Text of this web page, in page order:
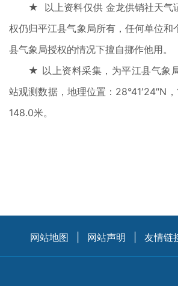
★ 以上资料仅供 金龙供销社天气
权仍归平江县气象局所有，任何单位和
县气象局授权的情况下擅自挪作他用。
★ 以上资料采集，为平江县气象
站观测数据，地理位置：28°41′24″N，
148.0米。
网站地图 网站声明 友情链